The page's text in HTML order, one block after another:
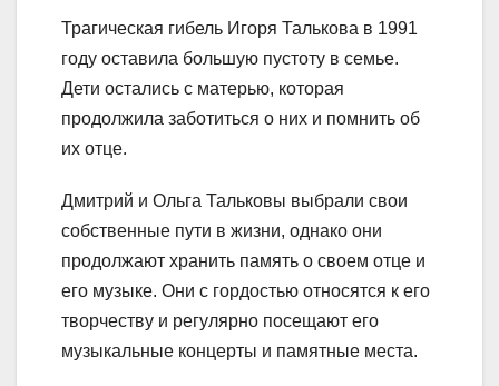
Трагическая гибель Игоря Талькова в 1991
году оставила большую пустоту в семье.
Дети остались с матерью, которая
продолжила заботиться о них и помнить об
их отце.
Дмитрий и Ольга Тальковы выбрали свои
собственные пути в жизни, однако они
продолжают хранить память о своем отце и
его музыке. Они с гордостью относятся к его
творчеству и регулярно посещают его
музыкальные концерты и памятные места.